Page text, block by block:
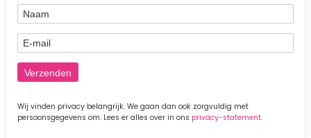
Naam
E-mail
Wij vinden privacy belangrijk. We gaan dan ook zorgvuldig met
persoonsgegevens om. Lees er alles over in ons privacy-statement.